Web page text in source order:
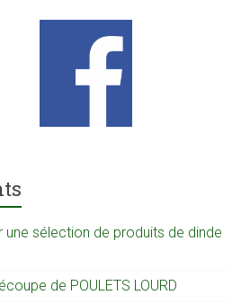
sélection de produits de dinde
de POULETS LOURD